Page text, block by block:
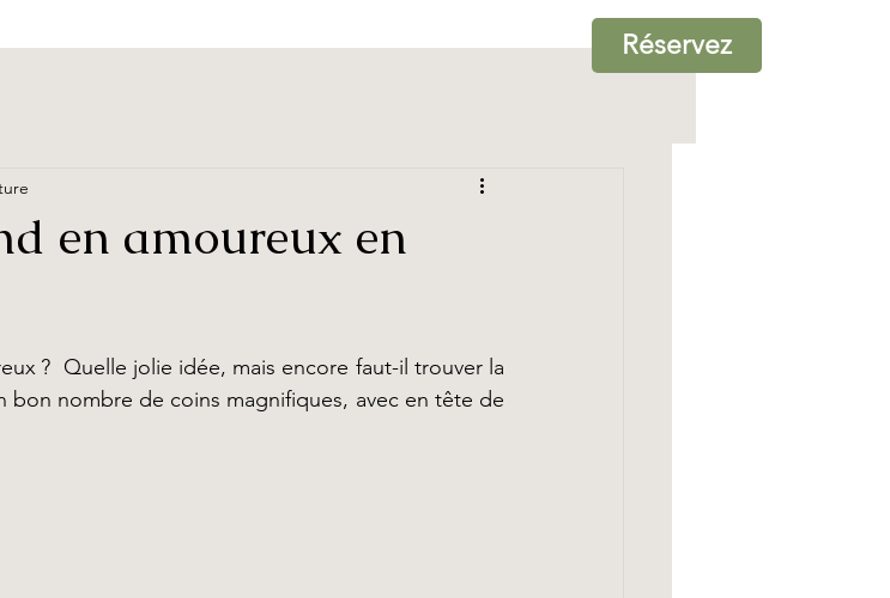
Réservez
en amoureux en
?  Quelle jolie idée, mais encore faut-il trouver la
bon nombre de coins magnifiques, avec en tête de